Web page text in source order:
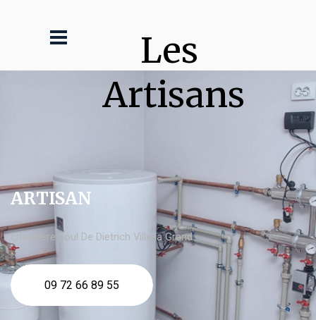
Les
Artisans
ARTISAN
chaudière fioul De Dietrich Ville la Grand
09 72 66 89 55